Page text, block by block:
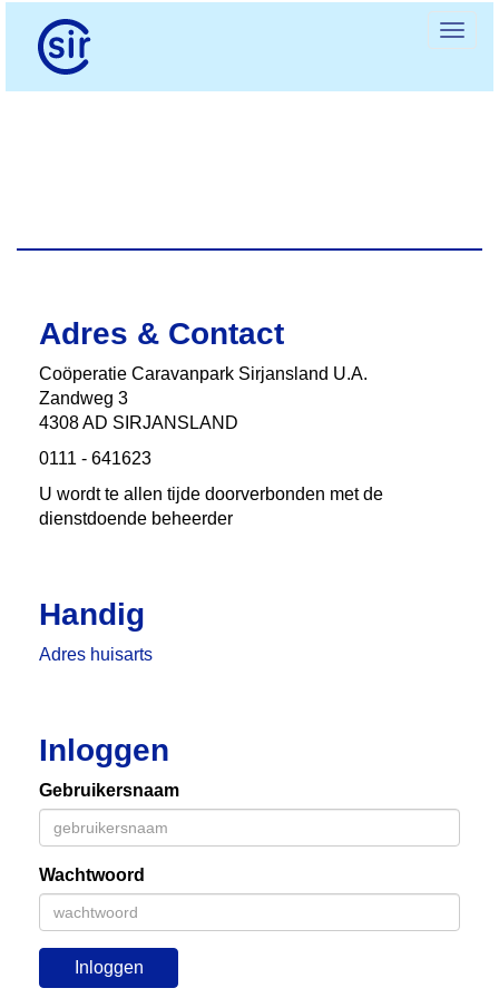
Adres & Contact
Coӧperatie Caravanpark Sirjansland U.A.
Zandweg 3
4308 AD SIRJANSLAND
0111 - 641623
U wordt te allen tijde doorverbonden met de
dienstdoende beheerder
Handig
Adres huisarts
Inloggen
Gebruikersnaam
Wachtwoord
Inloggen